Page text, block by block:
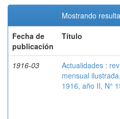
Mostrando
Fecha de
publicación
Título
1916-03
Actualidades :
mensual
1916, año II, N°